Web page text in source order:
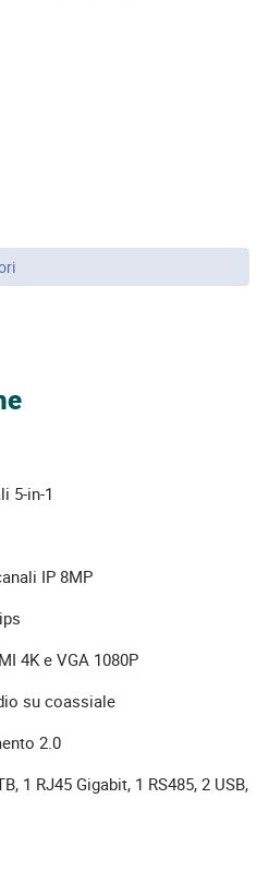
5-in-1
IP 8MP
4K e VGA 1080P
su coassiale
2.0
1 RJ45 Gigabit, 1 RS485, 2 USB,